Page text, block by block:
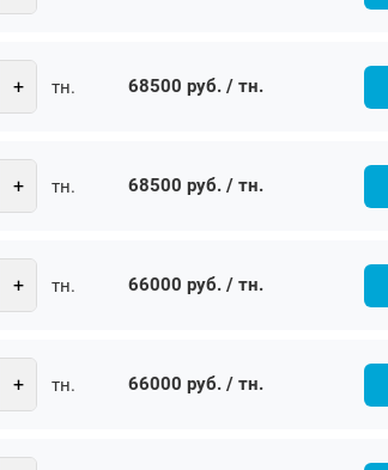
+ тн. 68500 руб. / тн.
+ тн. 68500 руб. / тн.
+ тн. 66000 руб. / тн.
+ тн. 66000 руб. / тн.